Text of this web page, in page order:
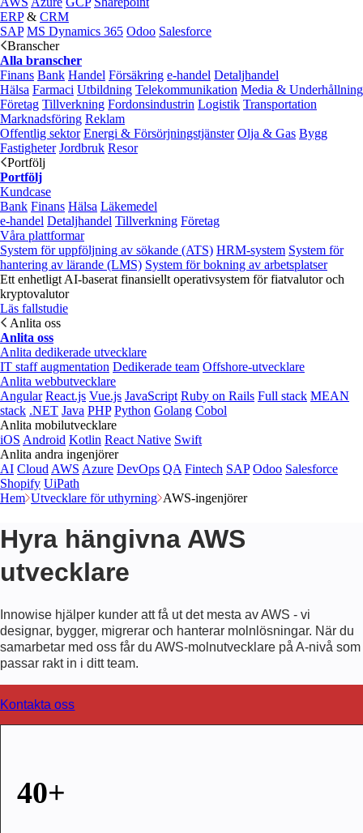
ERP& CRM
SAP MS Dynamics 365 Odoo Salesforce
Branscher
Alla branscher
Finans Bank Handel Försäkring e‑handel Detaljhandel
Hälsa Farmaci Utbildning Telekommunikation Media & Underhållning
Företag Tillverkning Fordonsindustrin Logistik Transportation
Marknadsföring Reklam
Offentlig sektor Energi & Försörjningstjänster Olja & Gas Bygg
Fastigheter Jordbruk Resor
Portfölj
Portfölj
Kundcase
Bank Finans Hälsa Läkemedel
e‑handel Detaljhandel Tillverkning Företag
Våra plattformar
System för uppföljning av sökande (ATS) HRM-system System för
hantering av lärande (LMS) System för bokning av arbetsplatser
Ett enhetligt AI-baserat finansiellt operativsystem för fiatvalutor och
kryptovalutor
Läs fallstudie
Anlita oss
Anlita oss
Anlita dedikerade utvecklare
IT staff augmentation Dedikerade team Offshore-utvecklare
Anlita webbutvecklare
Angular React.js Vue.js JavaScript Ruby on Rails Full stack MEAN
stack .NET Java PHP Python Golang Cobol
Anlita mobilutvecklare
iOS Android Kotlin React Native Swift
Anlita andra ingenjörer
AI Cloud AWS Azure DevOps QA Fintech SAP Odoo Salesforce
Shopify UiPath
Hem Utvecklare för uthyrning AWS-ingenjörer
Hyra hängivna AWS
utvecklare
Innowise hjälper kunder att få ut det mesta av AWS - vi
designar, bygger, migrerar och hanterar molnlösningar. När du
samarbetar med oss får du AWS-molnutvecklare på A-nivå som
passar rakt in i ditt team.
Kontakta oss
40+